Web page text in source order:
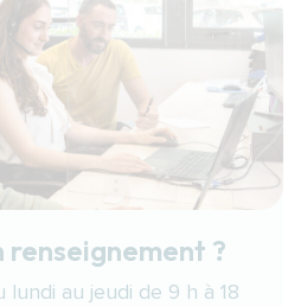
renseignement ?
au jeudi de 9 h à 18